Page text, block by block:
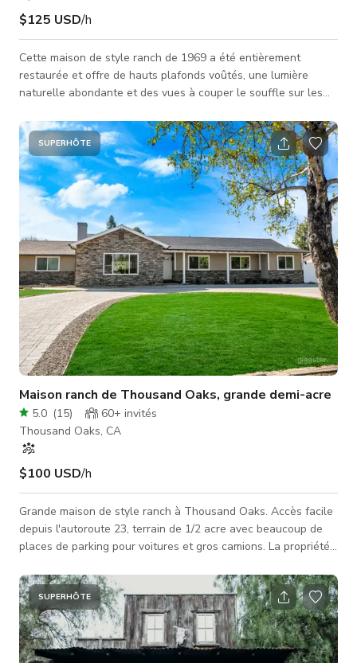
$125 USD/h
Cette maison de style ranch de 1969 a été entièrement
restaurée et offre de hauts plafonds voûtés, une lumière
naturelle abondante et des vues à couper le souffle sur les
plus de 1 500 pieds carrés et comprend une cuisine pour les
divertissements, un grand espace repas et un salon à concept
ouvert. La grande cuisine bien équipée est le point central
avec des appareils Viking et une impressionnante île en
marbre “Ca
SUPERHÔTE
Maison ranch de Thousand Oaks, grande demi-acre
5.0 (15) 60+ invités
Thousand Oaks, CA
$100 USD/h
Grande maison de style ranch à Thousand Oaks. Accès facile
depuis l'autoroute 23, terrain de 1/2 acre avec beaucoup de
places de parking pour voitures et gros camions. La propriété
plusieurs points d'accès. L'allée avant est immense pour le
stationnement et l'arrière peut accueillir de nombreuses
voitures et camions. La maison est sur une fondation
surélevée avec des planchers en bois d'origine datant de
1964. La maison a
SUPERHÔTE